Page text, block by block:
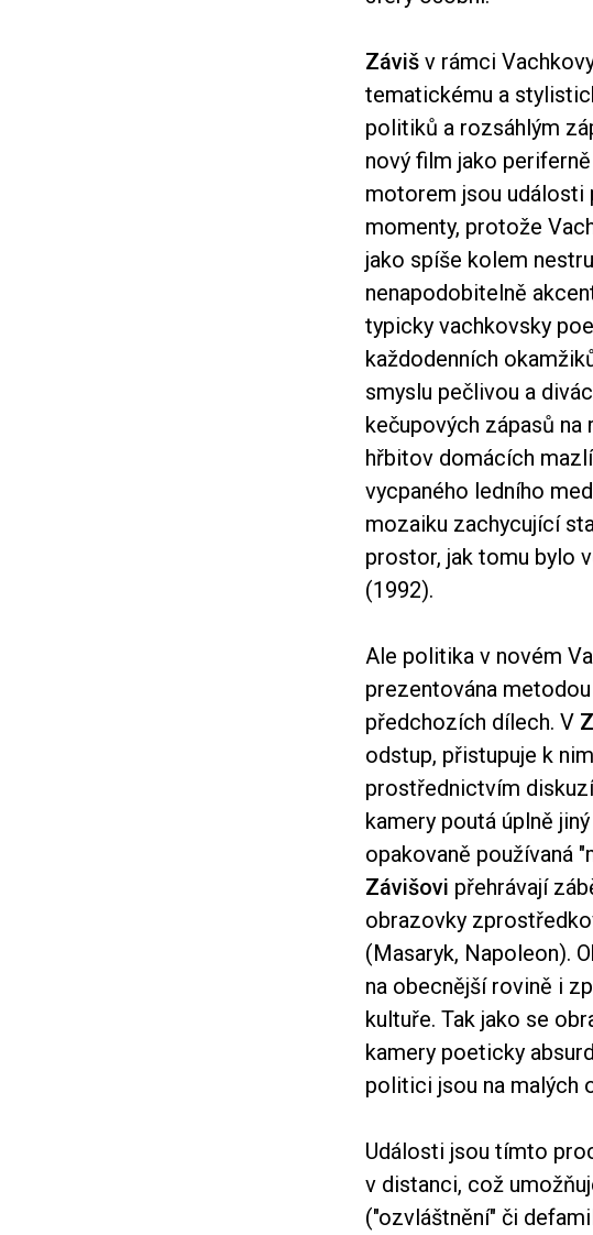
Záviš v rámci
tematickému a
politiků a rozsáhlým
nový film jako
motorem jsou události
momenty, protože
jako spíše kolem
nenapodobitelně
typicky vachkovsky
každodenních
smyslu pečlivou a
kečupových zápasů
hřbitov domácích
vycpaného ledního
mozaiku zachycující
prostor, jak tomu bylo
(1992).
Ale politika v novém
prezentována
předchozích dílech. V
odstup, přistupuje k
prostřednictvím
kamery poutá úplně
opakovaně používaná
Závišovi přehrávají
obrazovky
(Masaryk, Napoleon).
na obecnější rovině i
kultuře. Tak jako se
kamery poeticky
politici jsou na malých
Události jsou tímto
v distanci, což
("ozvláštnění" či